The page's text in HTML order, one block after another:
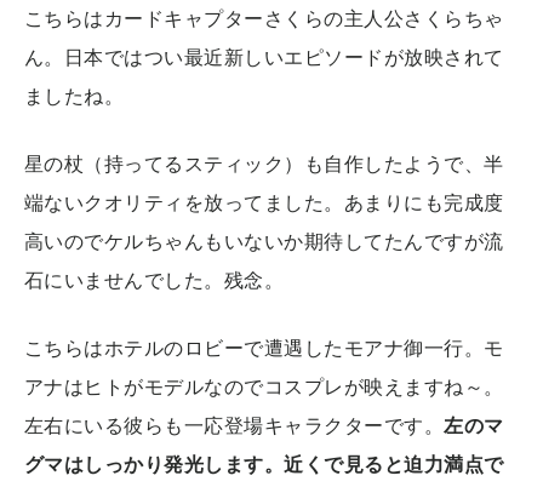
こちらはカードキャプターさくらの主人公さくらちゃ
ん。日本ではつい最近新しいエピソードが放映されて
ましたね。
星の杖（持ってるスティック）も自作したようで、半
端ないクオリティを放ってました。あまりにも完成度
高いのでケルちゃんもいないか期待してたんですが流
石にいませんでした。残念。
こちらはホテルのロビーで遭遇したモアナ御一行。モ
アナはヒトがモデルなのでコスプレが映えますね～。
左右にいる彼らも一応登場キャラクターです。左のマ
グマはしっかり発光します。近くで見ると迫力満点で